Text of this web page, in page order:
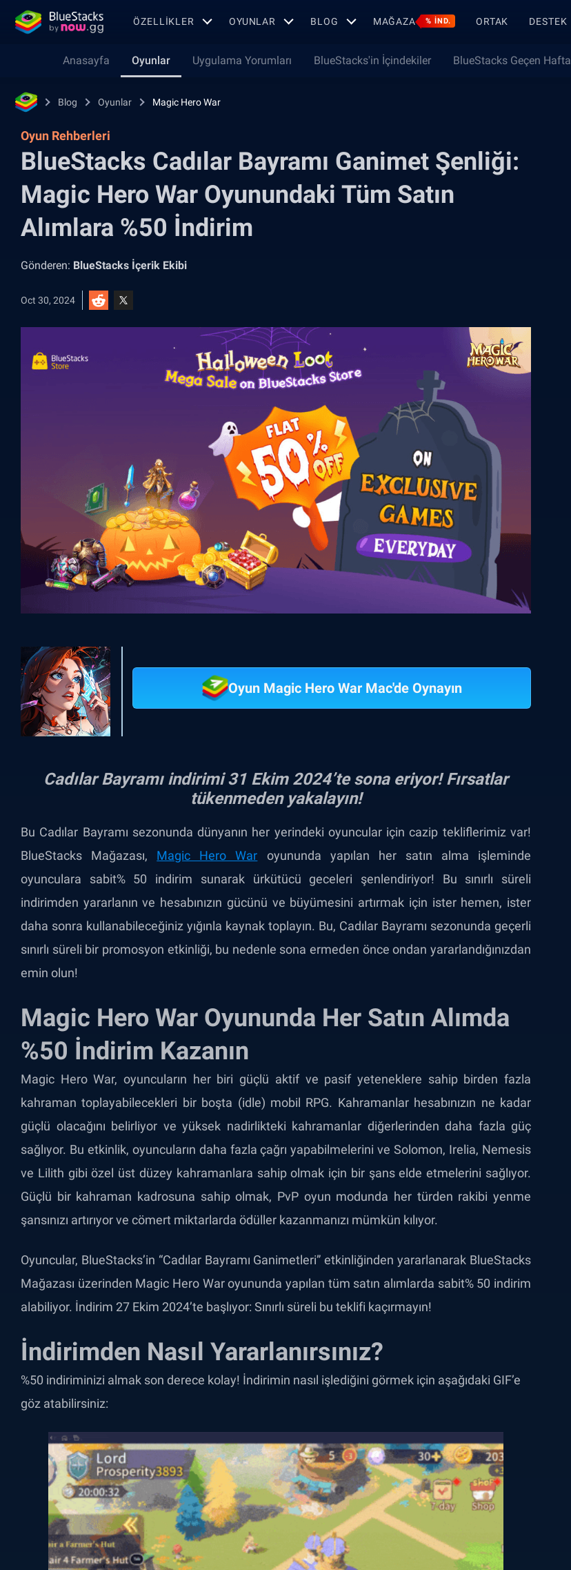
ÖZELLIKLER OYUNLAR BLOG MAĞAZA % IND. ORTAK DESTEK
Anasayfa Oyunlar Uygulama Yorumları BlueStacks'in İçindekiler BlueStacks Geçen Hafta
Blog Oyunlar Magic Hero War
Oyun Rehberleri
BlueStacks Cadılar Bayramı Ganimet Şenliği:
Magic Hero War Oyunundaki Tüm Satın
Alımlara %50 İndirim
Gönderen: BlueStacks İçerik Ekibi
Oct 30, 2024
Oyun Magic Hero War Mac'de Oynayın
Cadılar Bayramı indirimi 31 Ekim 2024’te sona eriyor! Fırsatlar
tükenmeden yakalayın!
Bu Cadılar Bayramı sezonunda dünyanın her yerindeki oyuncular için cazip tekliflerimiz var!
BlueStacks Mağazası, Magic Hero War oyununda yapılan her satın alma işleminde
oyunculara sabit% 50 indirim sunarak ürkütücü geceleri şenlendiriyor! Bu sınırlı süreli
indirimden yararlanın ve hesabınızın gücünü ve büyümesini artırmak için ister hemen, ister
daha sonra kullanabileceğiniz yığınla kaynak toplayın. Bu, Cadılar Bayramı sezonunda geçerli
sınırlı süreli bir promosyon etkinliği, bu nedenle sona ermeden önce ondan yararlandığınızdan
emin olun!
Magic Hero War Oyununda Her Satın Alımda
%50 İndirim Kazanın
Magic Hero War, oyuncuların her biri güçlü aktif ve pasif yeteneklere sahip birden fazla
kahraman toplayabilecekleri bir boşta (idle) mobil RPG. Kahramanlar hesabınızın ne kadar
güçlü olacağını belirliyor ve yüksek nadirlikteki kahramanlar diğerlerinden daha fazla güç
sağlıyor. Bu etkinlik, oyuncuların daha fazla çağrı yapabilmelerini ve Solomon, Irelia, Nemesis
ve Lilith gibi özel üst düzey kahramanlara sahip olmak için bir şans elde etmelerini sağlıyor.
Güçlü bir kahraman kadrosuna sahip olmak, PvP oyun modunda her türden rakibi yenme
şansınızı artırıyor ve cömert miktarlarda ödüller kazanmanızı mümkün kılıyor.
Oyuncular, BlueStacks’in “Cadılar Bayramı Ganimetleri” etkinliğinden yararlanarak BlueStacks
Mağazası üzerinden Magic Hero War oyununda yapılan tüm satın alımlarda sabit% 50 indirim
alabiliyor. İndirim 27 Ekim 2024’te başlıyor: Sınırlı süreli bu teklifi kaçırmayın!
İndirimden Nasıl Yararlanırsınız?
%50 indiriminizi almak son derece kolay! İndirimin nasıl işlediğini görmek için aşağıdaki GIF’e
göz atabilirsiniz: